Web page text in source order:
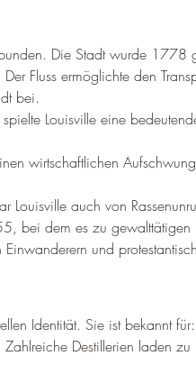
Die Stadt wurde 1778
Fluss ermöglichte den
bei.
Louisville eine
wirtschaftlichen
Louisville auch von
bei dem es zu gewalttätigen
und
Identität. Sie ist bekannt für:
Destillerien laden